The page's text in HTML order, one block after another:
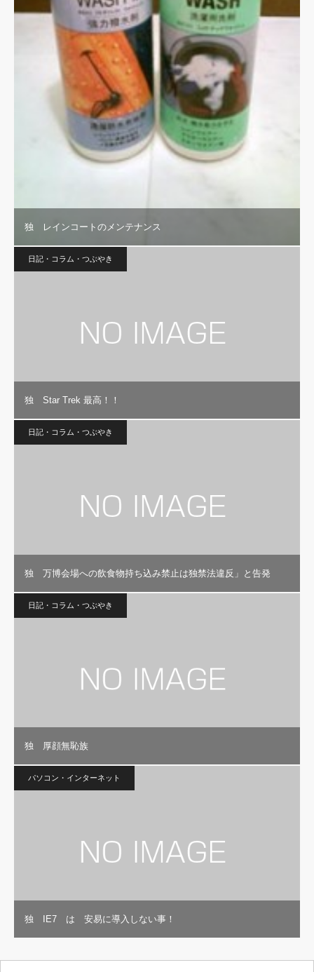
独 レインコートのメンテナンス
日記・コラム・つぶやき
独 Star Trek 最高！！
日記・コラム・つぶやき
独 万博会場への飲食物持ち込み禁止は独禁法違反」と告発
日記・コラム・つぶやき
独 厚顔無恥族
パソコン・インターネット
独 IE7 は 安易に導入しない事！